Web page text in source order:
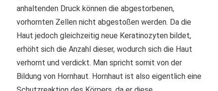
anhaltenden Druck können die abgestorbenen,
vorhornten Zellen nicht abgestoßen werden. Da die
Haut jedoch gleichzeitig neue Keratinozyten bildet,
erhöht sich die Anzahl dieser, wodurch sich die Haut
verhornt und verdickt. Man spricht somit von der
Bildung von Hornhaut. Hornhaut ist also eigentlich eine